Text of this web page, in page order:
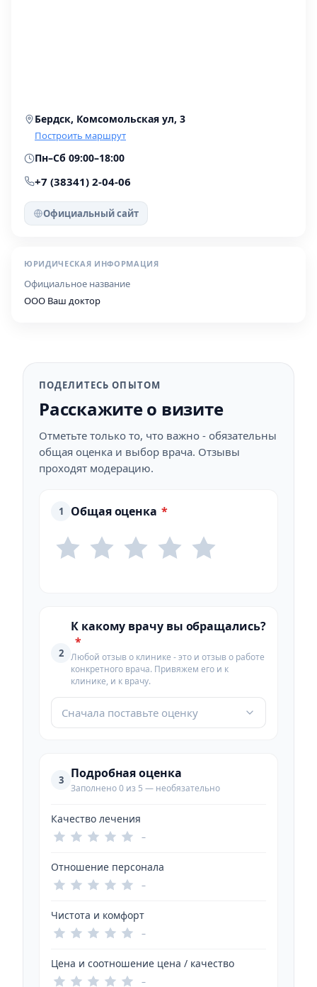
Бердск, Комсомольская ул, 3
Построить маршрут
Пн–Сб 09:00–18:00
+7 (38341) 2-04-06
Официальный сайт
ЮРИДИЧЕСКАЯ ИНФОРМАЦИЯ
Официальное название
ООО Ваш доктор
ПОДЕЛИТЕСЬ ОПЫТОМ
Расскажите о визите
Отметьте только то, что важно - обязательны
общая оценка и выбор врача. Отзывы
проходят модерацию.
1 Общая оценка *
2
К какому врачу вы обращались?
*
Любой отзыв о клинике - это и отзыв о работе
конкретного врача. Привяжем его и к
клинике, и к врачу.
Сначала поставьте оценку
3 Подробная оценка
Заполнено 0 из 5 — необязательно
Качество лечения
–
Отношение персонала
–
Чистота и комфорт
–
Цена и соотношение цена / качество
–